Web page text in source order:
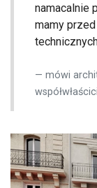
namacalnie
mamy
mówi